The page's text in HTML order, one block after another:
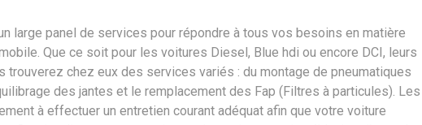
large panel de services pour répondre à tous vos besoins en matière
Que ce soit pour les voitures Diesel, Blue hdi ou encore DCI, leurs
trouverez chez eux des services variés : du montage de pneumatiques
des jantes et le remplacement des Fap (Filtres à particules). Les
à effectuer un entretien courant adéquat afin que votre voiture